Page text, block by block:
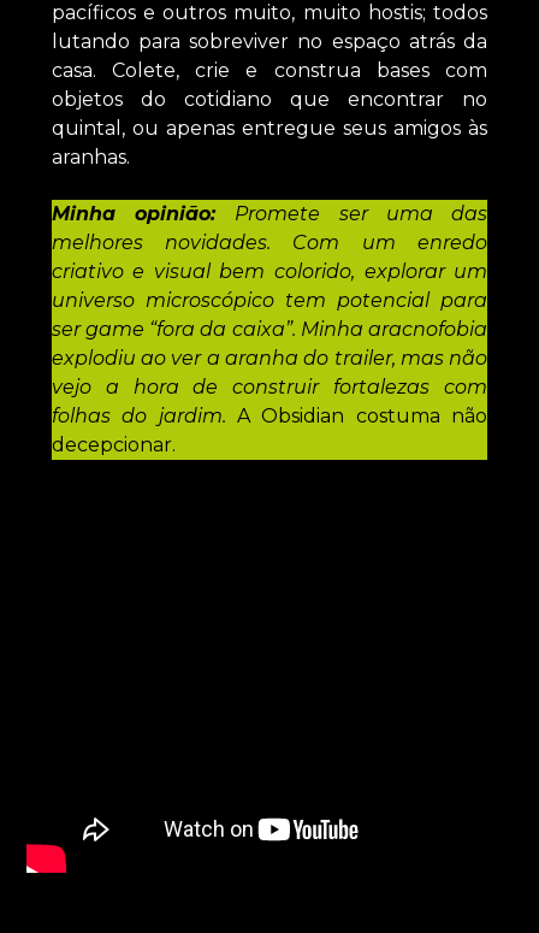
pacíficos e outros muito, muito hostis; todos
lutando para sobreviver no espaço atrás da
casa. Colete, crie e construa bases com
objetos do cotidiano que encontrar no
quintal, ou apenas entregue seus amigos às
aranhas.
Minha opinião: Promete ser uma das
melhores novidades. Com um enredo
criativo e visual bem colorido, explorar um
universo microscópico tem potencial para
ser game “fora da caixa”. Minha aracnofobia
explodiu ao ver a aranha do trailer, mas não
vejo a hora de construir fortalezas com
folhas do jardim. A Obsidian costuma não
decepcionar.